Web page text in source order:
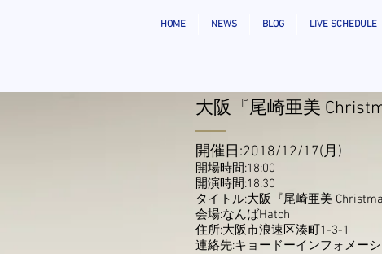
HOME NEWS BLOG LIVE SCHEDULE
大阪『尾崎亜美
開催日:2018/12/17(月)
開場時間:18:00
開演時間:18:30
タイトル:大阪『尾崎亜美
会場:なんばHatch
住所:大阪市浪速区湊町1-3-1
連絡先:キョードーインフォメー